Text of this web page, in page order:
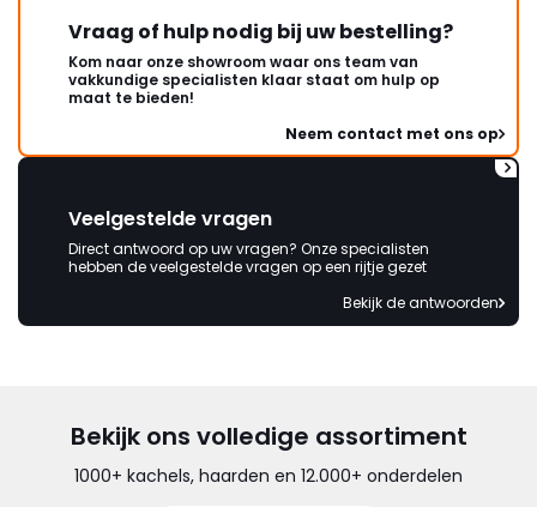
Vraag of hulp nodig bij uw bestelling?
Kom naar onze showroom waar ons team van
vakkundige specialisten klaar staat om hulp op
maat te bieden!
Neem contact met ons op
Veelgestelde vragen
Direct antwoord op uw vragen? Onze specialisten
hebben de veelgestelde vragen op een rijtje gezet
Bekijk de antwoorden
Bekijk ons volledige assortiment
1000+ kachels, haarden en 12.000+ onderdelen